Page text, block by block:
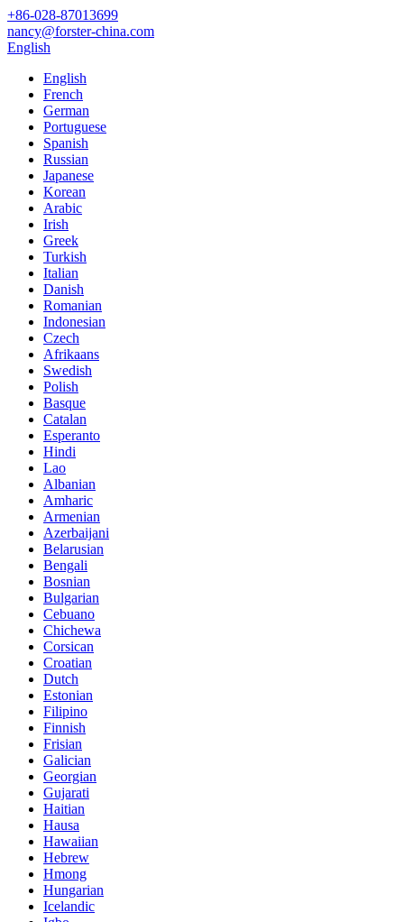
+86-028-87013699
nancy@forster-china.com
English
English
French
German
Portuguese
Spanish
Russian
Japanese
Korean
Arabic
Irish
Greek
Turkish
Italian
Danish
Romanian
Indonesian
Czech
Afrikaans
Swedish
Polish
Basque
Catalan
Esperanto
Hindi
Lao
Albanian
Amharic
Armenian
Azerbaijani
Belarusian
Bengali
Bosnian
Bulgarian
Cebuano
Chichewa
Corsican
Croatian
Dutch
Estonian
Filipino
Finnish
Frisian
Galician
Georgian
Gujarati
Haitian
Hausa
Hawaiian
Hebrew
Hmong
Hungarian
Icelandic